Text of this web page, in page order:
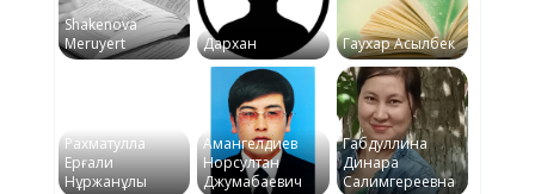
Shakenova
Meruyert
Дархан Гаухар Асылбек
Рахматулла
Ерғали
Нұржанұлы
Амангелдиев
Норсултан
Джумабаевич
Габдуллина
Динара
Салимгереевна